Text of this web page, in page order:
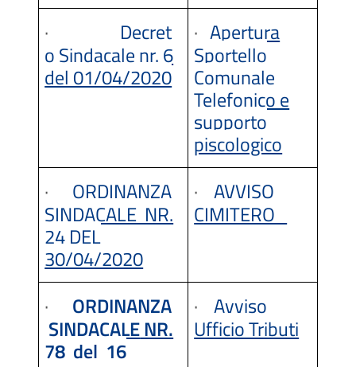
·
Decret
o Sindacale nr. 6
del 01/04/2020
· Apertura
Sportello
Comunale
Telefonico e
supporto
piscologico
·
ORDINANZA
SINDACALE NR.
24 DEL
30/04/2020
· AVVISO
CIMITERO_
·
ORDINANZA
SINDACALENR.
78 del 16
· Avviso
Ufficio Tributi